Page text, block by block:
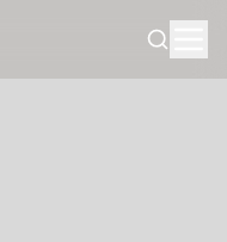
Search